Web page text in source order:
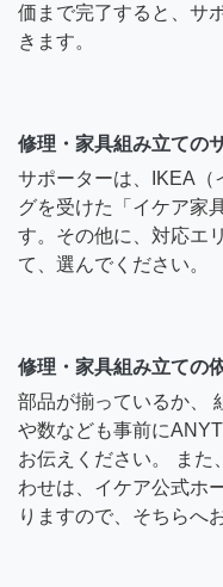
価まで完了すると、サ
きます。
修理・家具組み立ての
サポーターは、IKEA（
グを受けた「イケア家
す。その他に、対応エ
て、選んでください。
修理・家具組み立ての
部品が揃っているか、
や数なども事前に
お伝えください。 また
わせは、イケア公式ホ
りますので、そちらへ